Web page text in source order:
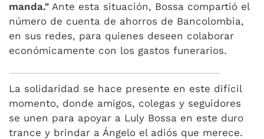
manda." Ante esta situación, Bossa compartió el
número de cuenta de ahorros de Bancolombia,
en sus redes, para quienes deseen colaborar
económicamente con los gastos funerarios.
La solidaridad se hace presente en este difícil
momento, donde amigos, colegas y seguidores
se unen para apoyar a Luly Bossa en este duro
trance y brindar a Ángelo el adiós que merece.